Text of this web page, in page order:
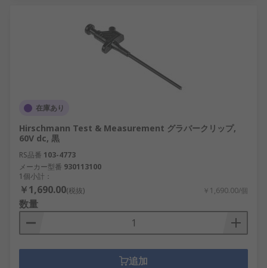
在庫あり
Hirschmann Test & Measurement グラバークリップ,
60V dc, 黒
RS品番 103-4773
メーカー型番 930113100
1個小計：
￥1,690.00(税抜) ￥1,690.00/個
数量
追加